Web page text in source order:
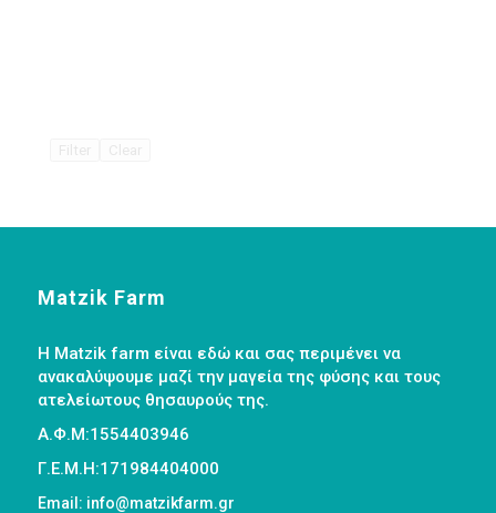
Matzik Farm
Η Matzik farm είναι εδώ και σας περιμένει να
ανακαλύψουμε μαζί την μαγεία της φύσης και τους
ατελείωτους θησαυρούς της.
Α.Φ.Μ:1554403946
Γ.Ε.Μ.Η:171984404000
Email: info@matzikfarm.gr